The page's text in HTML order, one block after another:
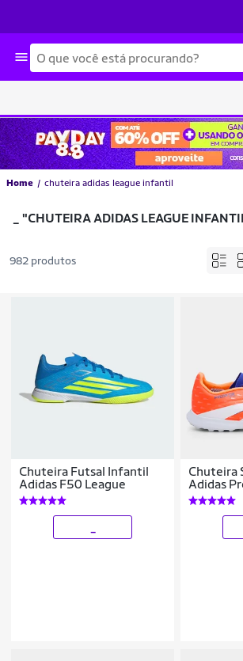
Busca
Home chuteira adidas league infantil
"CHUTEIRA ADIDAS LEAGUE
982 produtos
Chuteira Futsal Infantil
Adidas F50 League
Chuteira
Adidas
Unissex